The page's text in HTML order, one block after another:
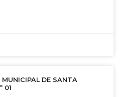
MUNICIPAL DE SANTA
01